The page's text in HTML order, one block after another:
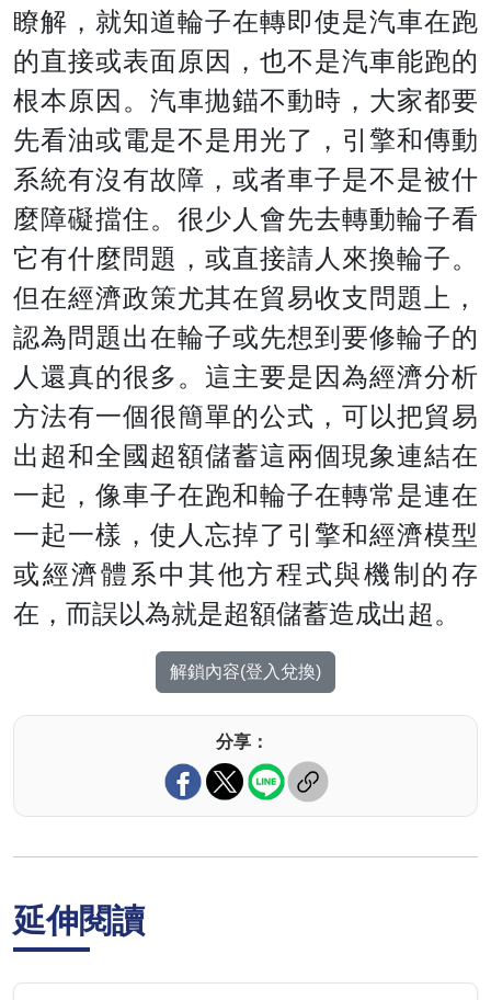
瞭解，就知道輪子在轉即使是汽車在跑
的直接或表面原因，也不是汽車能跑的
根本原因。汽車拋錨不動時，大家都要
先看油或電是不是用光了，引擎和傳動
系統有沒有故障，或者車子是不是被什
麼障礙擋住。很少人會先去轉動輪子看
它有什麼問題，或直接請人來換輪子。
但在經濟政策尤其在貿易收支問題上，
認為問題出在輪子或先想到要修輪子的
人還真的很多。這主要是因為經濟分析
方法有一個很簡單的公式，可以把貿易
出超和全國超額儲蓄這兩個現象連結在
一起，像車子在跑和輪子在轉常是連在
一起一樣，使人忘掉了引擎和經濟模型
或經濟體系中其他方程式與機制的存
在，而誤以為就是超額儲蓄造成出超。
解鎖內容(登入兌換)
分享：
延伸閱讀